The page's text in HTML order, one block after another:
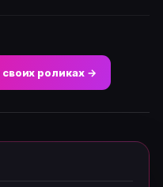
роликах →